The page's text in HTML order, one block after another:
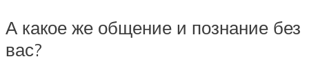
А какое же общение и познание без
вас?